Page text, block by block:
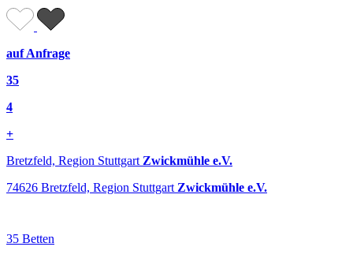
auf Anfrage
35
4
+
Bretzfeld, Region Stuttgart Zwickmühle e.V.
74626 Bretzfeld, Region Stuttgart Zwickmühle e.V.
35 Betten